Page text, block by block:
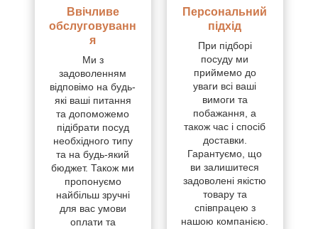
Ввічливе
обслуговуванн
я
Ми з
задоволенням
відповімо на будь-
які ваші питання
та допоможемо
підібрати посуд
необхідного типу
та на будь-який
бюджет. Також ми
пропонуємо
найбільш зручні
для вас умови
оплати та
Персональний
підхід
При підборі
посуду ми
приймемо до
уваги всі ваші
вимоги та
побажання, а
також час і спосіб
доставки.
Гарантуємо, що
ви залишитеся
задоволені якістю
товару та
співпрацею з
нашою компанією.